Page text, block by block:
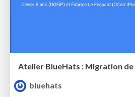
bluehats